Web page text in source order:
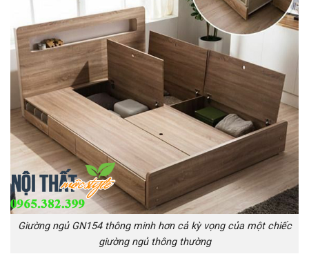
Giường ngủ GN154 thông minh hơn cả kỳ vọng của một chiếc
giường ngủ thông thường